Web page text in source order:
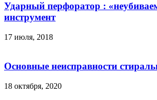
Ударный перфоратор :
инструмент
17 июля, 2018
Основные неисправности
18 октября, 2020